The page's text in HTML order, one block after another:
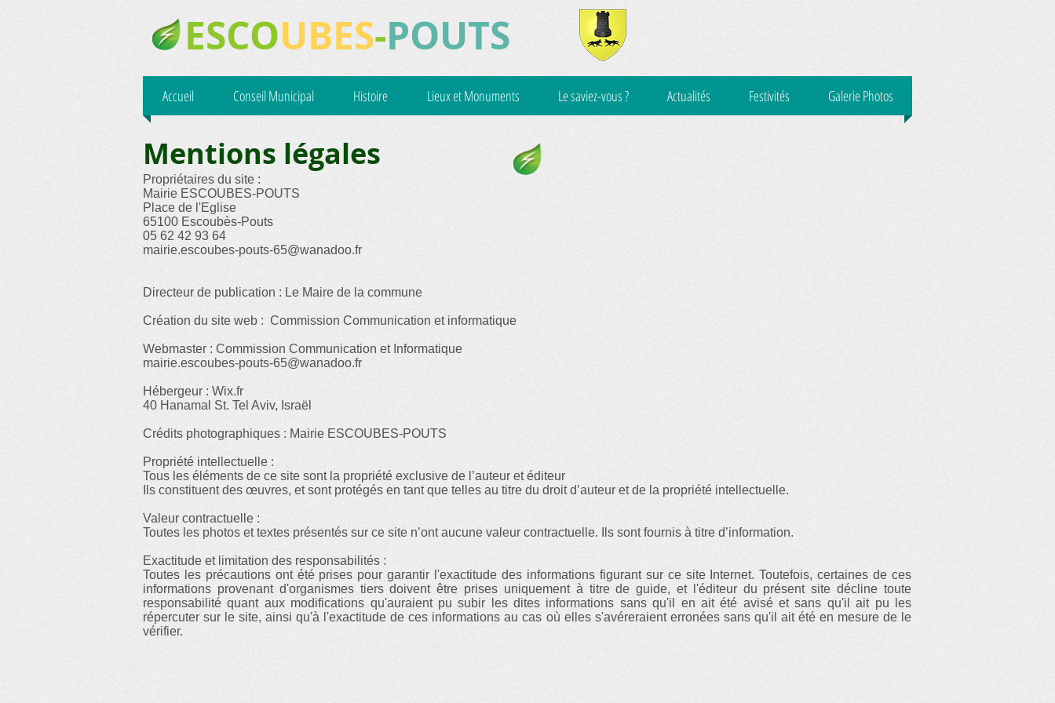
ESCOUBES-POUTS
Accueil Conseil Municipal Histoire Lieux et Monuments Le saviez-vous ? Actualités Festivités Galerie Photos
Mentions légales
Propriétaires du site :
Mairie ESCOUBES-POUTS
Place de l'Eglise
65100 Escoubès-Pouts
05 62 42 93 64
mairie.escoubes-pouts-65@wanadoo.fr
Directeur de publication : Le Maire de la commune
Création du site web : Commission Communication et informatique
Webmaster : Commission Communication et Informatique
mairie.escoubes-pouts-65@wanadoo.fr
Hébergeur : Wix.fr
40 Hanamal St. Tel Aviv, Israël
Crédits photographiques : Mairie ESCOUBES-POUTS
Propriété intellectuelle :
Tous les éléments de ce site sont la propriété exclusive de l’auteur et éditeur
Ils constituent des œuvres, et sont protégés en tant que telles au titre du droit d’auteur et de la propriété intellectuelle.
Valeur contractuelle :
Toutes les photos et textes présentés sur ce site n’ont aucune valeur contractuelle. Ils sont fournis à titre d’information.
Exactitude et limitation des responsabilités :
Toutes les précautions ont été prises pour garantir l'exactitude des informations figurant sur ce site Internet. Toutefois, certaines de ces
informations provenant d'organismes tiers doivent être prises uniquement à titre de guide, et l'éditeur du présent site décline toute
responsabilité quant aux modifications qu'auraient pu subir les dites informations sans qu'il en ait été avisé et sans qu'il ait pu les
répercuter sur le site, ainsi qu'à l'exactitude de ces informations au cas où elles s'avéreraient erronées sans qu'il ait été en mesure de le
vérifier.